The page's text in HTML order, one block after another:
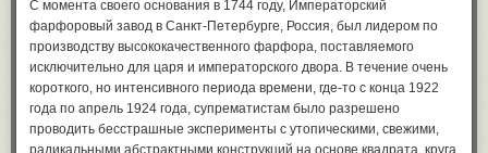
Премьера вторая имела место чуть раньше, в конце марта 2014 в
Москве, и на первый взгляд не имеет абсолютно никакого
отношения к уличному творчеству Бэнкси в Англии. Ибо здесь речь
идет о новом балетном спектакле «Лисистрата», который
представил Театр классического балета Владимира Василёва и
Наталии Касаткиной на сцене Государственного Кремлевского
дворца.
С момента своего основания в 1744 году, Императорский
фарфоровый завод в Санкт-Петербурге, Россия, был лидером по
производству высококачественного фарфора, поставляемого
исключительно для царя и императорского двора. В течение очень
короткого, но интенсивного периода времени, где-то с конца 1922
года по апрель 1924 года, супрематистам было разрешено
проводить бесстрашные эксперименты с утопическими, свежими,
радикальными абстрактными конструкций на основе квадрата, круга